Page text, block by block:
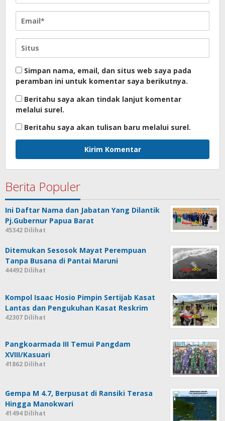
Simpan nama, email, dan situs web saya pada
peramban ini untuk komentar saya berikutnya.
Beritahu saya akan tindak lanjut komentar
melalui surel.
Beritahu saya akan tulisan baru melalui surel.
Berita Populer
Ini Daftar Nama dan Jabatan Yang Dilantik
Pj.Gubernur Papua Barat
45342 Dilihat
Ditemukan Sesosok Mayat Perempuan
Tanpa Busana di Pantai Maruni
44492 Dilihat
Kompol Isaac Hosio Pimpin Sertijab Kasat
Lantas dan Pengukuhan Kasat Reskrim
42307 Dilihat
Pangkoarmada III Temui Pangdam
XVIII/Kasuari
41862 Dilihat
Gempa M 4.7, Berpusat di Ransiki Terasa
Hingga Manokwari
41494 Dilihat